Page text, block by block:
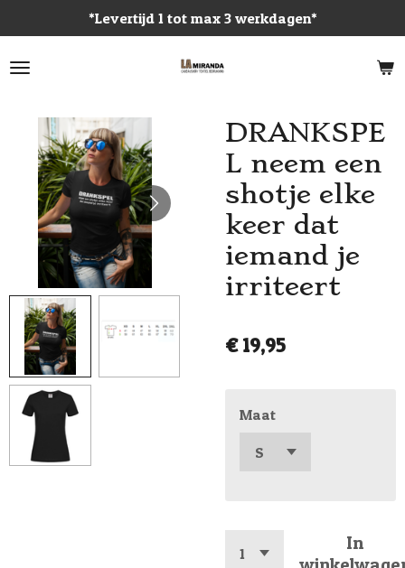
direct
naar
*Levertijd 1 tot max 3 werkdagen*
DRANKSPE
L neem een
shotje elke
keer dat
iemand je
irriteert
€ 19,95
Maat
In